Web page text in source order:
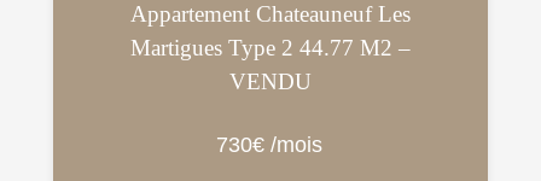
Appartement Chateauneuf Les
Martigues Type 2 44.77 M2 –
VENDU
730€ /mois